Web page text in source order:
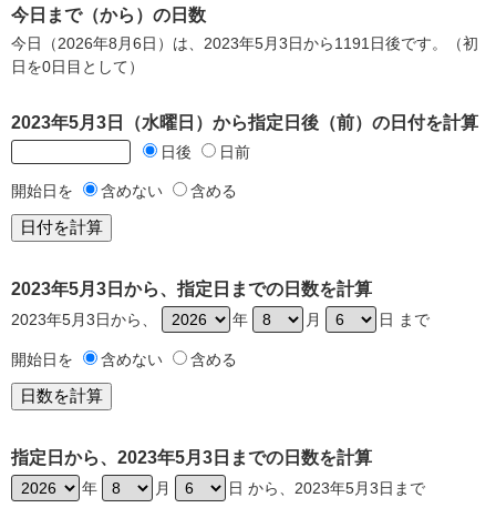
今日まで（から）の日数
今日（2026年8月6日）は、2023年5月3日から1191日後です。（初
日を0日目として）
2023年5月3日（水曜日）から指定日後（前）の日付を計算
日後 日前
開始日を 含めない 含める
2023年5月3日から、指定日までの日数を計算
2023年5月3日から、 年 月 日 まで
開始日を 含めない 含める
指定日から、2023年5月3日までの日数を計算
年 月 日 から、2023年5月3日まで